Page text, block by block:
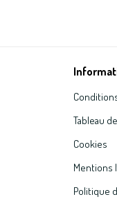
Tableau
Cookies
Mentions
Politique